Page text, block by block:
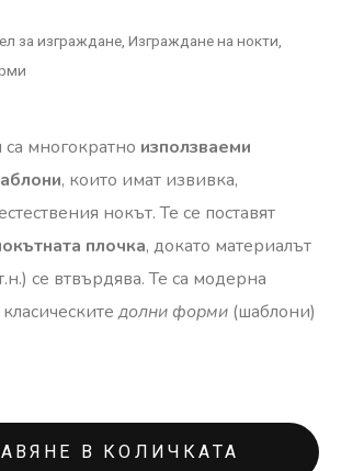
за изграждане Изграждане на нокти
многократно използваеми
, които имат извивка,
нокът. Те се поставят
плочка, докато материалът
се втвърдява. Те са модерна
долни форми (шаблони)
В КОЛИЧКАТА